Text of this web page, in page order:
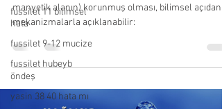
fussilet 11 bilimsel
hata
fussilet 9-12 mucize
fussilet hubeyb
öndeş
yasin 38 40 hata mı
manyetik alanın) korunmuş olması, bilimsel açıdan
mekanizmalarla açıklanabilir: